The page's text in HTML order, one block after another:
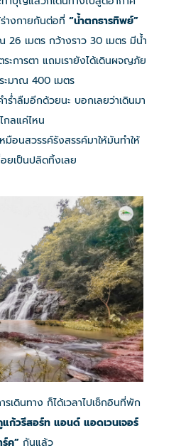
างกายกันต่อที่ “น้ำตกธารทิพย์”
26 เมตร กว้างราว 30 เมตร มีน้ำ
การตา แถมเรายังได้เดินผจญภัย
ะมาณ 400 เมตร
ร่ำลืมอีกด้วยนะ บอกเลยว่าเดินมา
ไกลแค่ไหน
มือนสวรรค์รังสรรค์มาให้มันทำให้
ยเป็นปลิดทิ้งเลย
รเดินทาง ก็ได้เวลาไปเช็กอินที่พัก
แก้วรีสอร์ท แอนด์ แอดเวนเจอร์
ค” กันแล้ว